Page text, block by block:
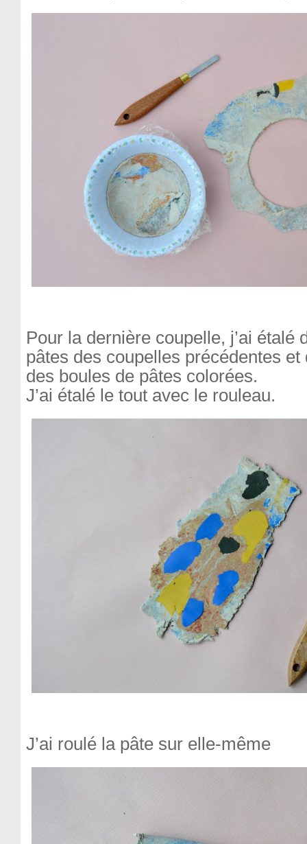
Pour la dernière coupelle, j’ai étalé
pâtes des coupelles précédentes et
des boules de pâtes colorées.
J’ai étalé le tout avec le rouleau.
J’ai roulé la pâte sur elle-même